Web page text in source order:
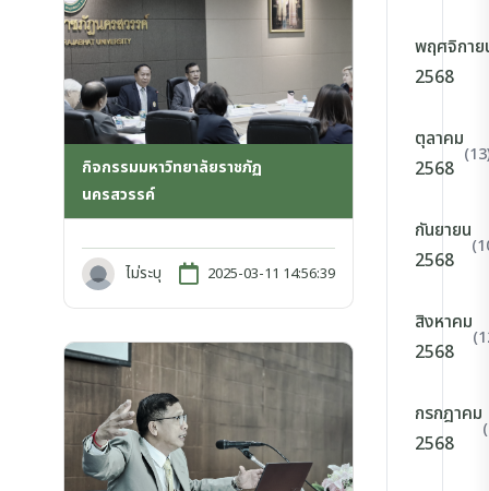
กิจกรรมมหาวิทยาลัยราชภัฏ
นครสวรรค์
ไม่ระบุ 2025-03-11 14:56:39
พฤศจิกาย
2568
ตุลาคม
2568
กันยายน
2568
สิงหาคม
2568
กรกฎาคม
2568